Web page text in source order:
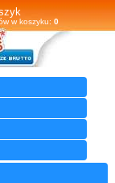
w koszyku: 0